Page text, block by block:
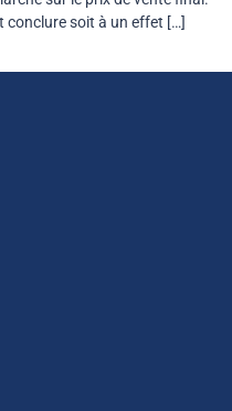
conclure soit à un effet […]